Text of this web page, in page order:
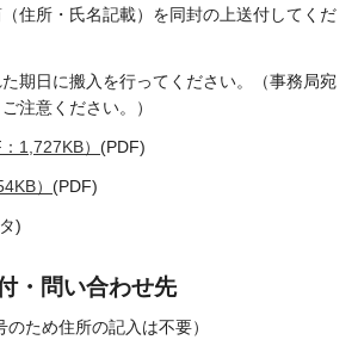
住所・氏名記載）を同封の上送付してくだ
期日に搬入を行ってください。（事務局宛
注意ください。）
1,727KB） (PDF)
） (PDF)
)
・問い合わせ先
ため住所の記入は不要）